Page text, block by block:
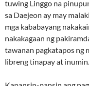
tuwing Linggo na
sa Daejeon ay may
mga kababayang
nakakagaan ng
tawanan pagkatapos ng
libreng tinapay at inumin.